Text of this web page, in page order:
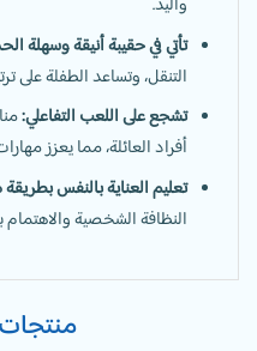
تأتي في حقيبة أنيقة وسهلة
التنقل، وتساعد الطفلة على
تشجع على اللعب التفاعلي:
أفراد العائلة، مما يعزز
تعليم العناية بالنفس
النظافة الشخصية